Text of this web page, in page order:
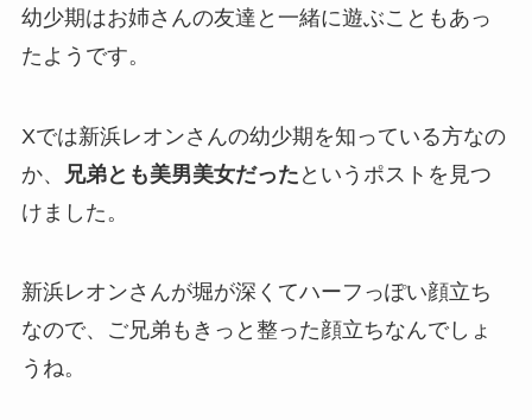
幼少期はお姉さんの友達と一緒に遊ぶこともあっ
たようです。
Xでは新浜レオンさんの幼少期を知っている方なの
か、
兄弟とも美男美女だった というポストを見つ
けました。
新浜レオンさんが堀が深くてハーフっぽい顔立ち
なので、ご兄弟もきっと整った顔立ちなんでしょ
うね。